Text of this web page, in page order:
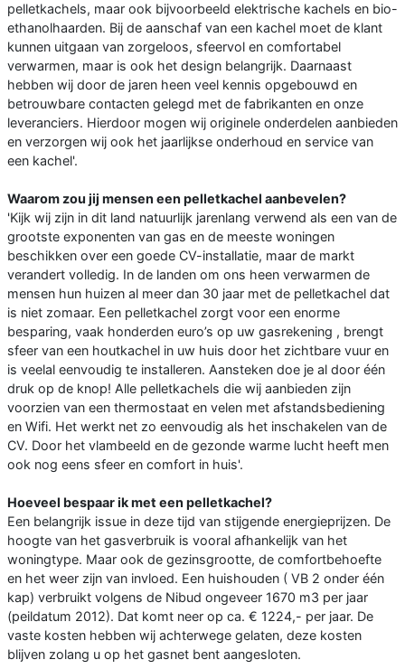
pelletkachels, maar ook bijvoorbeeld elektrische kachels en bio-
ethanolhaarden. Bij de aanschaf van een kachel moet de klant
kunnen uitgaan van zorgeloos, sfeervol en comfortabel
verwarmen, maar is ook het design belangrijk. Daarnaast
hebben wij door de jaren heen veel kennis opgebouwd en
betrouwbare contacten gelegd met de fabrikanten en onze
leveranciers. Hierdoor mogen wij originele onderdelen aanbieden
en verzorgen wij ook het jaarlijkse onderhoud en service van
een kachel'.
Waarom zou jij mensen een pelletkachel aanbevelen?
'Kijk wij zijn in dit land natuurlijk jarenlang verwend als een van de
grootste exponenten van gas en de meeste woningen
beschikken over een goede CV-installatie, maar de markt
verandert volledig. In de landen om ons heen verwarmen de
mensen hun huizen al meer dan 30 jaar met de pelletkachel dat
is niet zomaar. Een pelletkachel zorgt voor een enorme
besparing, vaak honderden euro’s op uw gasrekening , brengt
sfeer van een houtkachel in uw huis door het zichtbare vuur en
is veelal eenvoudig te installeren. Aansteken doe je al door één
druk op de knop! Alle pelletkachels die wij aanbieden zijn
voorzien van een thermostaat en velen met afstandsbediening
en Wifi. Het werkt net zo eenvoudig als het inschakelen van de
CV. Door het vlambeeld en de gezonde warme lucht heeft men
ook nog eens sfeer en comfort in huis'.
Hoeveel bespaar ik met een pelletkachel?
Een belangrijk issue in deze tijd van stijgende energieprijzen. De
hoogte van het gasverbruik is vooral afhankelijk van het
woningtype. Maar ook de gezinsgrootte, de comfortbehoefte
en het weer zijn van invloed. Een huishouden ( VB 2 onder één
kap) verbruikt volgens de Nibud ongeveer 1670 m3 per jaar
(peildatum 2012). Dat komt neer op ca. € 1224,- per jaar. De
vaste kosten hebben wij achterwege gelaten, deze kosten
blijven zolang u op het gasnet bent aangesloten.